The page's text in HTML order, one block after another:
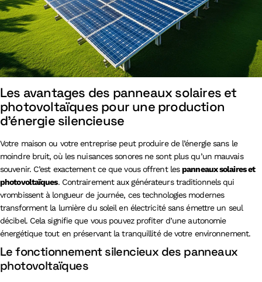
Les avantages des panneaux solaires et
photovoltaïques pour une production
d’énergie silencieuse
Votre maison ou votre entreprise peut produire de l’énergie sans le
moindre bruit, où les nuisances sonores ne sont plus qu’un mauvais
souvenir. C’est exactement ce que vous offrent lespanneaux solaires et
photovoltaïques. Contrairement aux générateurs traditionnels qui
vrombissent à longueur de journée, ces technologies modernes
transforment la lumière du soleil en électricité sans émettre un seul
décibel. Cela signifie que vous pouvez profiter d’une autonomie
énergétique tout en préservant la tranquillité de votre environnement.
Le fonctionnement silencieux des panneaux
photovoltaïques